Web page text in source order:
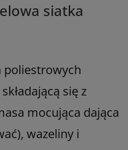
siatka
poliestrowych
się z
mocująca dająca
wazeliny i